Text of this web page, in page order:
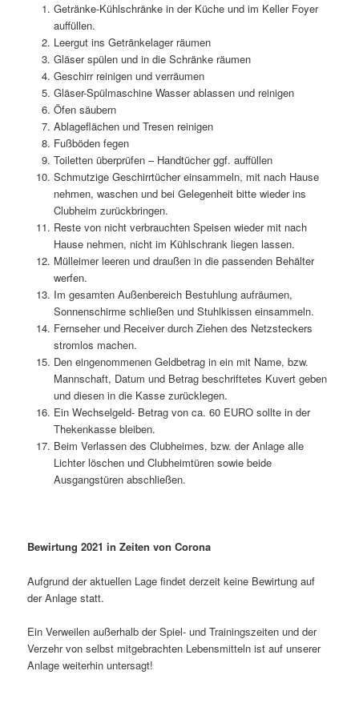
Getränke-Kühlschränke in der Küche und im Keller Foyer
auffüllen.
Leergut ins Getränkelager räumen
Gläser spülen und in die Schränke räumen
Geschirr reinigen und verräumen
Gläser-Spülmaschine Wasser ablassen und reinigen
Öfen säubern
Ablageflächen und Tresen reinigen
Fußböden fegen
Toiletten überprüfen – Handtücher ggf. auffüllen
Schmutzige Geschirrtücher einsammeln, mit nach Hause
nehmen, waschen und bei Gelegenheit bitte wieder ins
Clubheim zurückbringen.
Reste von nicht verbrauchten Speisen wieder mit nach
Hause nehmen, nicht im Kühlschrank liegen lassen.
Mülleimer leeren und draußen in die passenden Behälter
werfen.
Im gesamten Außenbereich Bestuhlung aufräumen,
Sonnenschirme schließen und Stuhlkissen einsammeln.
Fernseher und Receiver durch Ziehen des Netzsteckers
stromlos machen.
Den eingenommenen Geldbetrag in ein mit Name, bzw.
Mannschaft, Datum und Betrag beschriftetes Kuvert geben
und diesen in die Kasse zurücklegen.
Ein Wechselgeld- Betrag von ca. 60 EURO sollte in der
Thekenkasse bleiben.
Beim Verlassen des Clubheimes, bzw. der Anlage alle
Lichter löschen und Clubheimtüren sowie beide
Ausgangstüren abschließen.
Bewirtung 2021 in Zeiten von Corona
Aufgrund der aktuellen Lage findet derzeit keine Bewirtung auf
der Anlage statt.
Ein Verweilen außerhalb der Spiel- und Trainingszeiten und der
Verzehr von selbst mitgebrachten Lebensmitteln ist auf unserer
Anlage weiterhin untersagt!